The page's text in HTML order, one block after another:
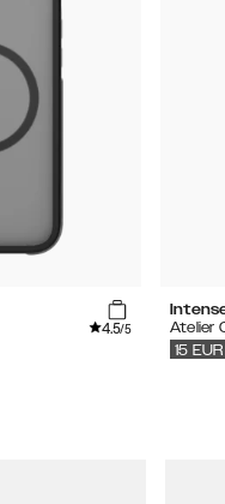
4.5/5
Atelier
15 EUR